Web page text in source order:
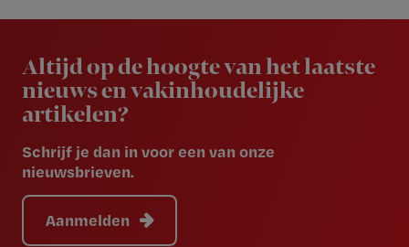
Altijd op de hoogte van het laatste
nieuws en vakinhoudelijke
artikelen?
Schrijf je dan in voor een van onze
nieuwsbrieven.
Aanmelden